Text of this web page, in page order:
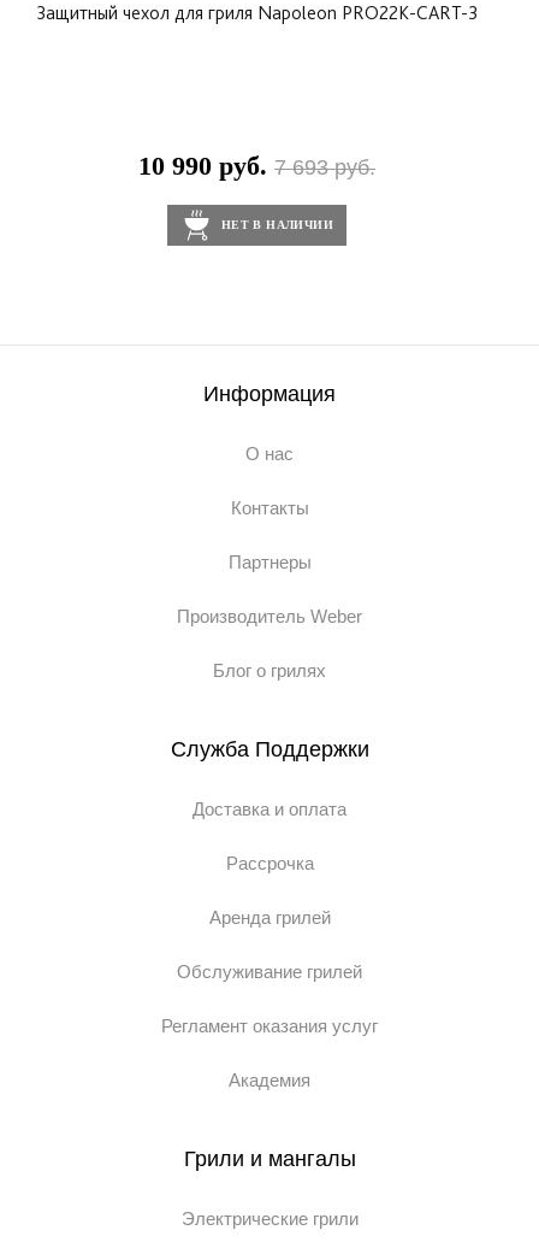
Защитный чехол для гриля Napoleon PRO22K-CART-3
10 990 руб. 7 693 руб.
НЕТ В НАЛИЧИИ
Информация
О нас
Контакты
Партнеры
Производитель Weber
Блог о грилях
Служба Поддержки
Доставка и оплата
Рассрочка
Аренда грилей
Обслуживание грилей
Регламент оказания услуг
Академия
Грили и мангалы
Электрические грили